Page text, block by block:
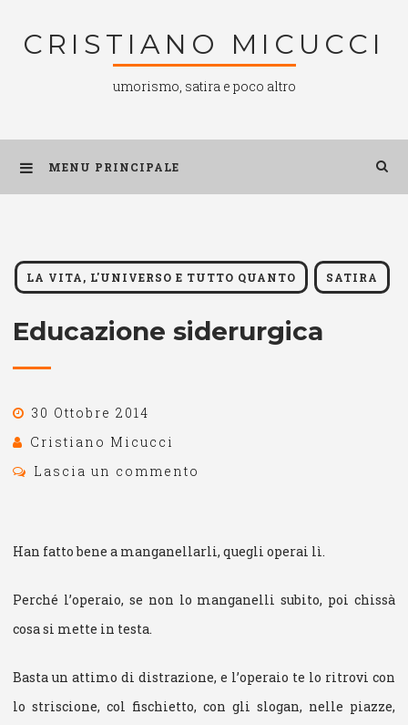
CRISTIANO MICUCCI
umorismo, satira e poco altro
MENU PRINCIPALE
LA VITA, L'UNIVERSO E TUTTO QUANTO SATIRA
Educazione siderurgica
30 Ottobre 2014
Cristiano Micucci
Lascia un commento
Han fatto bene a manganellarli, quegli operai lì.
Perché l’operaio, se non lo manganelli subito, poi chissà
cosa si mette in testa.
Basta un attimo di distrazione, e l’operaio te lo ritrovi con
lo striscione, col fischietto, con gli slogan, nelle piazze,